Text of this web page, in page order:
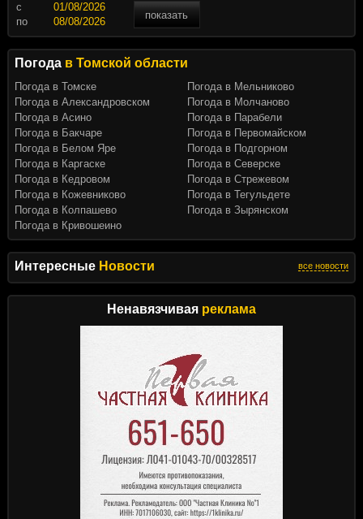
Интересные Новости все новости
Ненавязчивая реклама
c
показать
по
Погода в Томской области
Погода в Томске
Погода в Александровском
Погода в Асино
Погода в Бакчаре
Погода в Белом Яре
Погода в Каргаске
Погода в Кедровом
Погода в Кожевниково
Погода в Колпашево
Погода в Кривошеино
Погода в Мельниково
Погода в Молчаново
Погода в Парабели
Погода в Первомайском
Погода в Подгорном
Погода в Северске
Погода в Стрежевом
Погода в Тегульдете
Погода в Зырянском